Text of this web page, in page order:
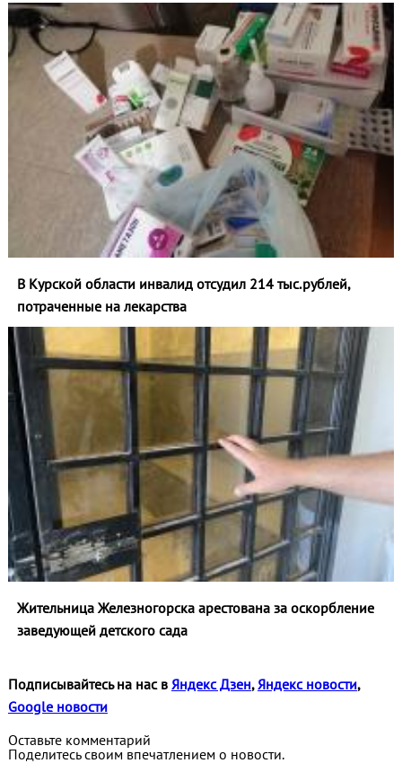
В Курской области инвалид отсудил 214 тыс.рублей,
потраченные на лекарства
Жительница Железногорска арестована за оскорбление
заведующей детского сада
Подписывайтесь на нас в Яндекс Дзен, Яндекс новости,
Google новости
Оставьте комментарий
Поделитесь своим впечатлением о новости.